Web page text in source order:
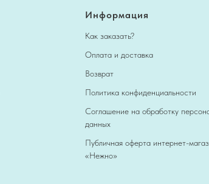
Информация
Как заказать?
Оплата и доставка
Возврат
Политика конфиденциальности
Соглашение на обработку
данных
Публичная оферта интернет-
«Нежно»